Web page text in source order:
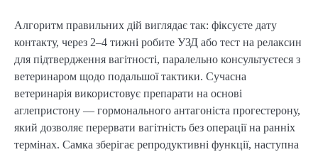
Алгоритм правильних дій виглядає так: фіксуєте дату
контакту, через 2–4 тижні робите УЗД або тест на релаксин
для підтвердження вагітності, паралельно консультуєтеся з
ветеринаром щодо подальшої тактики. Сучасна
ветеринарія використовує препарати на основі
аглепристону — гормонального антагоніста прогестерону,
який дозволяє перервати вагітність без операції на ранніх
термінах. Самка зберігає репродуктивні функції, наступна